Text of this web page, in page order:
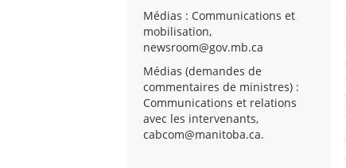
Médias : Communications et
mobilisation,
newsroom@gov.mb.ca
Médias (demandes de
commentaires de ministres) :
Communications et relations
avec les intervenants,
cabcom@manitoba.ca.